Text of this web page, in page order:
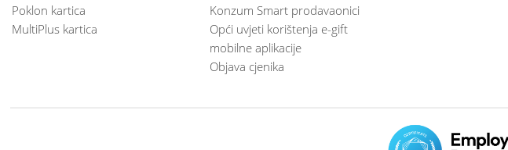
Poklon kartica
MultiPlus kartica
Konzum Smart prodavaonici
Opći uvjeti korištenja e-gift
mobilne aplikacije
Objava cjenika